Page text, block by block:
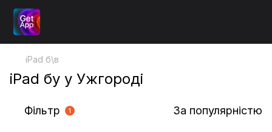
iPad б\в
iPad бу у Ужгороді
Фільтр 1 За популярністю